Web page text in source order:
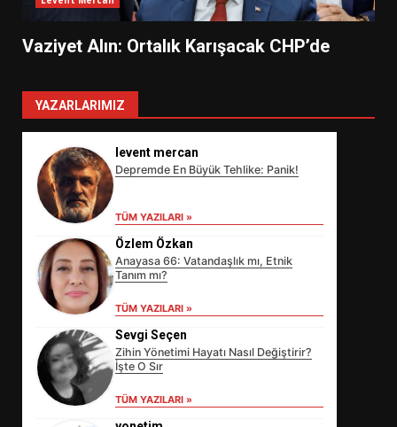
Vaziyet Alın: Ortalık Karışacak CHP’de
YAZARLARIMIZ
levent mercan
Depremde En Büyük Tehlike: Panik!
TÜM YAZILARI »
Özlem Özkan
Anayasa 66: Vatandaşlık mı, Etnik
Tanım mı?
TÜM YAZILARI »
Sevgi Seçen
Zihin Yönetimi Hayatı Nasıl Değiştirir?
İşte O Sır
TÜM YAZILARI »
SÜRDÜRÜLEBİLİRLİKTE NE